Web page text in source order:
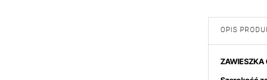
OPIS
ZAWIESZKA